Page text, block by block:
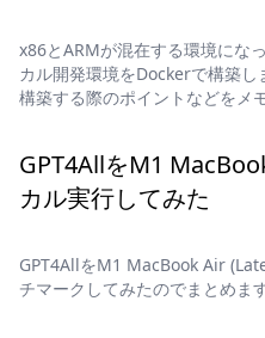
x86とARMが混在する環境にな
カル開発環境をDockerで構築し
構築する際のポイントなどをメ
GPT4AllをM1
カル実行してみた
GPT4AllをM1 MacBook Air
チマークしてみたのでまとめます